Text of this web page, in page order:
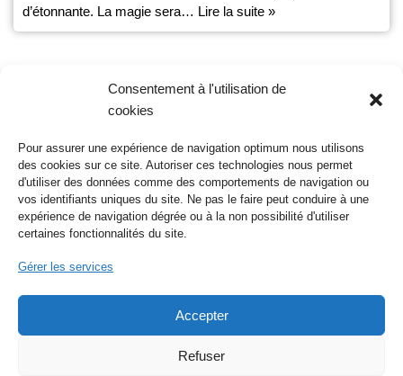
Consentement à l'utilisation de
cookies
Pour assurer une expérience de navigation optimum nous utilisons
des cookies sur ce site. Autoriser ces technologies nous permet
d'utiliser des données comme des comportements de navigation ou
vos identifiants uniques du site. Ne pas le faire peut conduire à une
expérience de navigation dégrée ou à la non possibilité d'utiliser
certaines fonctionnalités du site.
Gérer les services
Accepter
Refuser
d’étonnante. La magie sera… Lire la suite »
…
Nos réseaux sociaux
Simple illustration vector created by freepik -
www.freepik.com